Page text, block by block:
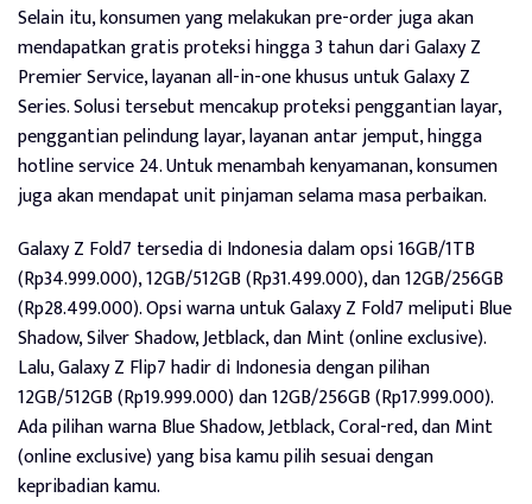
Selain itu, konsumen yang melakukan pre-order juga akan
mendapatkan gratis proteksi hingga 3 tahun dari Galaxy Z
Premier Service, layanan all-in-one khusus untuk Galaxy Z
Series. Solusi tersebut mencakup proteksi penggantian layar,
penggantian pelindung layar, layanan antar jemput, hingga
hotline service 24. Untuk menambah kenyamanan, konsumen
juga akan mendapat unit pinjaman selama masa perbaikan.
Galaxy Z Fold7 tersedia di Indonesia dalam opsi 16GB/1TB
(Rp34.999.000), 12GB/512GB (Rp31.499.000), dan 12GB/256GB
(Rp28.499.000). Opsi warna untuk Galaxy Z Fold7 meliputi Blue
Shadow, Silver Shadow, Jetblack, dan Mint (online exclusive).
Lalu, Galaxy Z Flip7 hadir di Indonesia dengan pilihan
12GB/512GB (Rp19.999.000) dan 12GB/256GB (Rp17.999.000).
Ada pilihan warna Blue Shadow, Jetblack, Coral-red, dan Mint
(online exclusive) yang bisa kamu pilih sesuai dengan
kepribadian kamu.